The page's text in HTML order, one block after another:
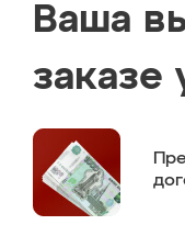
Ваша
заказе